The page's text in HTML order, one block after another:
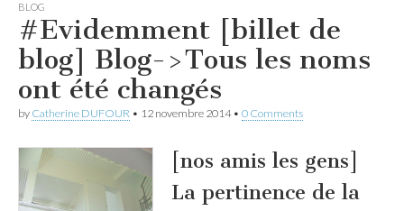
BLOG
#Evidemment [billet de
blog] Blog->Tous les noms
ont été changés
by Catherine DUFOUR • 12 novembre 2014• 0 Comments
[nos amis les gens]
La pertinence de la